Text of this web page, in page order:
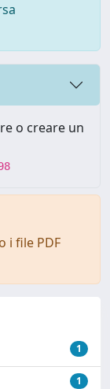
o creare un
i file PDF
1
1